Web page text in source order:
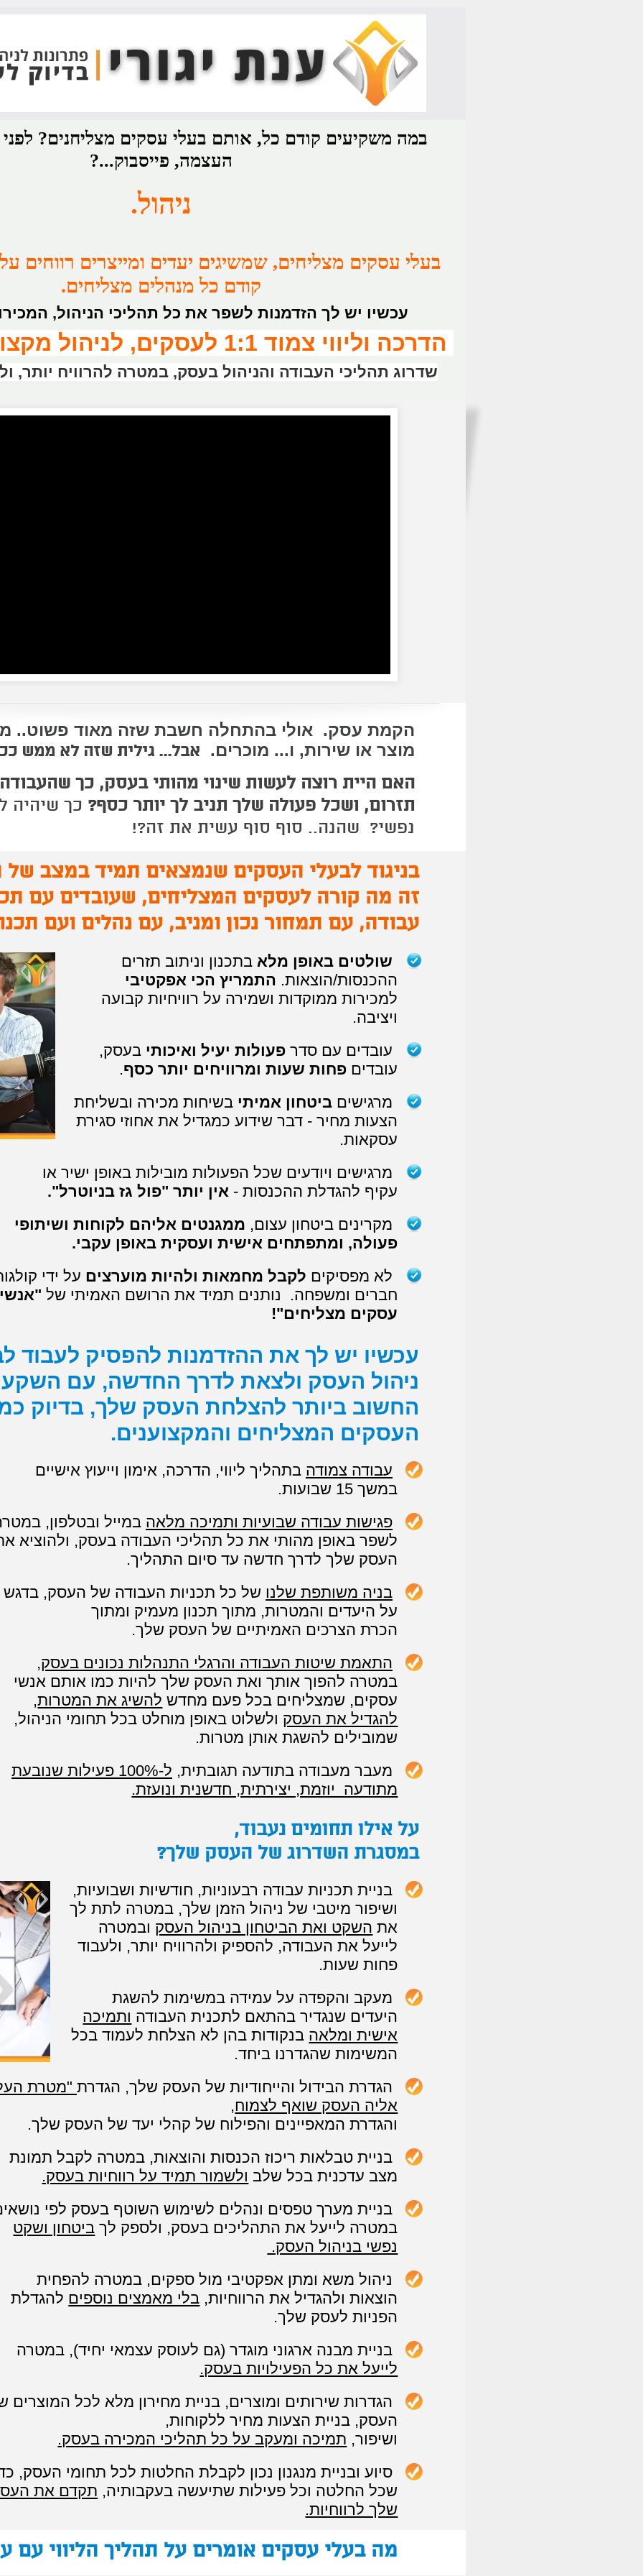
במה משקיעים קודם כל, אותם בעלי עסקים מצליחנים? לפני
העצמה, פייסבוק...?
ניהול.
בעלי עסקים מצליחים, שמשיגים יעדים ומייצרים רווחים
קודם כל מנהלים מצליחים.
עכשיו יש לך הזדמנות לשפר את כל תהליכי הניהול,
הדרכה וליווי צמוד 1:1 לעסקים, לניהול מקצועי ואפקטיבי.
שדרוג תהליכי העבודה והניהול בעסק, במטרה להרוויח יותר,
הקמת עסק. אולי בהתחלה חשבת שזה מאוד פשוט..
מוצר או שירות, ו... מוכרים. אבל... גילית שזה לא ממש
האם היית רוצה לעשות שינוי מהותי בעסק, כך
תזרום, ושכל פעולה שלך תניב לך יותר כסף? כך שיהיה
נפשי? שהנה.. סוף סוף עשית את זה?!
בניגוד לבעלי העסקים שנמצאים תמיד במצב של
זה מה קורה לעסקים המצליחים, שעובדים עם
עבודה, עם תמחור נכון ומניב, עם נהלים ועם
שולטים באופן מלא בתכנון וניתוב תזרים
ההכנסות/הוצאות. התמריץ הכי אפקטיבי
למכירות ממוקדות ושמירה על רוויחיות קבועה
ויציבה.
עובדים עם סדר פעולות יעיל ואיכותי בעסק,
עובדים פחות שעות ומרוויחים יותר כסף.
מרגישים ביטחון אמיתי בשיחות מכירה ובשליחת
הצעות מחיר - דבר שידוע כמגדיל את אחוזי סגירת
עסקאות.
מרגישים ויודעים שכל הפעולות מובילות באופן ישיר או
עקיף להגדלת ההכנסות - אין יותר "פול גז בניוטרל".
מקרינים ביטחון עצום, ממגנטים אליהם לקוחות ושיתופי
פעולה, ומתפתחים אישית ועסקית באופן עקבי.
לא מפסיקים לקבל מחמאות ולהיות מוערצים על ידי
חברים ומשפחה. נותנים תמיד את הרושם האמיתי של "אנשי
עסקים מצליחים"!
עכשיו יש לך את ההזדמנות להפסיק לעבוד
ניהול העסק ולצאת לדרך החדשה, עם
החשוב ביותר להצלחת העסק שלך, בדיוק
העסקים המצליחים והמקצוענים.
עבודה צמודה בתהליך ליווי, הדרכה, אימון וייעוץ אישיים
במשך 15 שבועות.
פגישות עבודה שבועיות ותמיכה מלאה במייל ובטלפון,
לשפר באופן מהותי את כל תהליכי העבודה בעסק, ולהוציא
העסק שלך לדרך חדשה עד סיום התהליך.
בניה משותפת שלנו של כל תכניות העבודה של העסק, בדגש
על היעדים והמטרות, מתוך תכנון מעמיק ומתוך
הכרת הצרכים האמיתיים של העסק שלך.
התאמת שיטות העבודה והרגלי התנהלות נכונים בעסק,
במטרה להפוך אותך ואת העסק שלך להיות כמו אותם אנשי
עסקים, שמצליחים בכל פעם מחדש להשיג את המטרות,
להגדיל את העסק ולשלוט באופן מוחלט בכל תחומי הניהול,
שמובילים להשגת אותן מטרות.
מעבר מעבודה בתודעה תגובתית,
ל-100% פעילות שנובעת
מתודעה יוזמת, יצירתית, חדשנית ונועזת.
על אילו תחומים נעבוד,
במסגרת השדרוג של העסק שלך?
בניית תכניות עבודה רבעוניות, חודשיות ושבועיות,
ושיפור מיטבי של ניהול הזמן שלך, במטרה לתת לך
את השקט ואת הביטחון בניהול העסק ובמטרה
לייעל את העבודה, להספיק ולהרוויח יותר, ולעבוד
פחות שעות.
מעקב והקפדה על עמידה במשימות להשגת
היעדים שנגדיר בהתאם לתכנית העבודה ותמיכה
אישית ומלאה בנקודות בהן לא הצלחת לעמוד בכל
המשימות שהגדרנו ביחד.
הגדרת הבידול והייחודיות של העסק שלך, הגדרת "מטרת
אליה העסק שואף לצמוח,
והגדרת המאפיינים והפילוח של קהלי יעד של העסק שלך.
בניית טבלאות ריכוז הכנסות והוצאות, במטרה לקבל תמונת
מצב עדכנית בכל שלב ולשמור תמיד על רווחיות בעסק.
בניית מערך טפסים ונהלים לשימוש השוטף בעסק לפי
במטרה לייעל את התהליכים בעסק, ולספק לך ביטחון ושקט
נפשי בניהול העסק.
ניהול משא ומתן אפקטיבי מול ספקים, במטרה להפחית
הוצאות ולהגדיל את הרווחיות, בלי מאמצים נוספים להגדלת
הפניות לעסק שלך.
בניית מבנה ארגוני מוגדר (גם לעוסק עצמאי יחיד), במטרה
לייעל את כל הפעילויות בעסק.
הגדרות שירותים ומוצרים, בניית מחירון מלא לכל המוצרים
העסק, בניית הצעות מחיר ללקוחות,
ושיפור, תמיכה ומעקב על כל תהליכי המכירה בעסק.
סיוע ובניית מנגנון נכון לקבלת החלטות לכל תחומי העסק,
שכל החלטה וכל פעילות שתיעשה בעקבותיה, תקדם את
שלך לרווחיות.
מה בעלי עסקים אומרים על תהליך הליווי עם